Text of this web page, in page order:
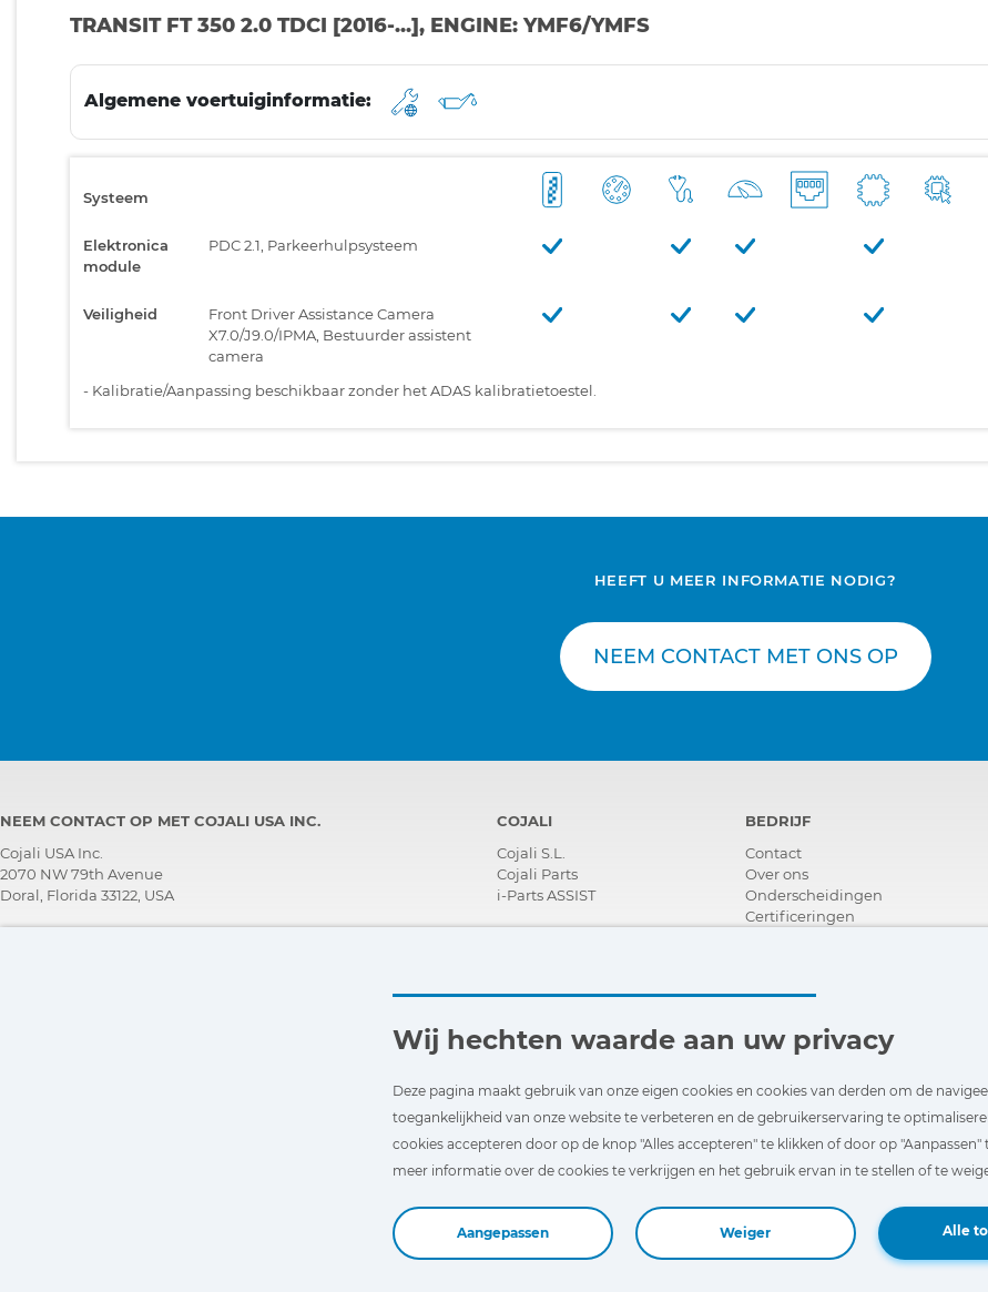
TRANSIT FT 350 2.0 TDCI [2016-...], ENGINE: YMF6/YMFS
Algemene voertuiginformatie:
Systeem
Elektronica
module
PDC 2.1, Parkeerhulpsysteem
Veiligheid
Front Driver Assistance Camera
X7.0/J9.0/IPMA, Bestuurder assistent
camera
- Kalibratie/Aanpassing beschikbaar zonder het ADAS kalibratietoestel.
HEEFT U MEER INFORMATIE NODIG?
NEEM CONTACT MET ONS OP
NEEM CONTACT OP MET COJALI USA INC.
Cojali USA Inc.
2070 NW 79th Avenue
Doral, Florida 33122, USA
COJALI
Cojali S.L.
Cojali Parts
i-Parts ASSIST
BEDRIJF
Contact
Over ons
Onderscheidingen
Certificeringen
Nieuws
FAQ - V&A
Wij hechten waarde aan uw privacy
Deze pagina maakt gebruik van onze eigen cookies en cookies van derden om de
toegankelijkheid van onze website te verbeteren en de gebruikerservaring te
cookies accepteren door op de knop "Alles accepteren" te klikken of door op "Aanpassen"
meer informatie over de cookies te verkrijgen en het gebruik ervan in te stellen of te
Aangepassen Weiger Alle